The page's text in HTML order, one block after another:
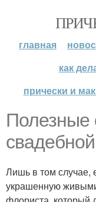
главная
как
прически и
Полезные
Лишь в том случае,
украшенную